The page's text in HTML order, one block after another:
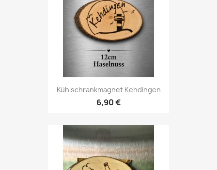
Kühlschrankmagnet Kehdingen
6,90 €